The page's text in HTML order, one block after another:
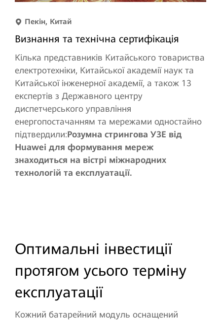
Пекін, Китай
Визнання та технічна сертифікація
Кілька представників Китайського товариства
електротехніки, Китайської академії наук та
Китайської інженерної академії, а також 13
експертів з Державного центру
диспетчерського управління
енергопостачанням та мережами одностайно
підтвердили:Розумна стрингова УЗЕ від
Huawei для формування мереж
знаходиться на вістрі міжнародних
технологій та експлуатації.
Оптимальні інвестиції
протягом усього терміну
експлуатації
Кожний батарейний модуль оснащений